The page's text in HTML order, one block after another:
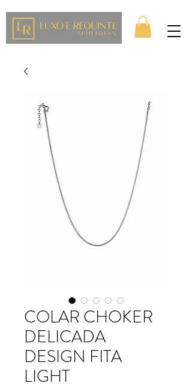
COLAR CHOKER
DELICADA
DESIGN FITA
LIGHT